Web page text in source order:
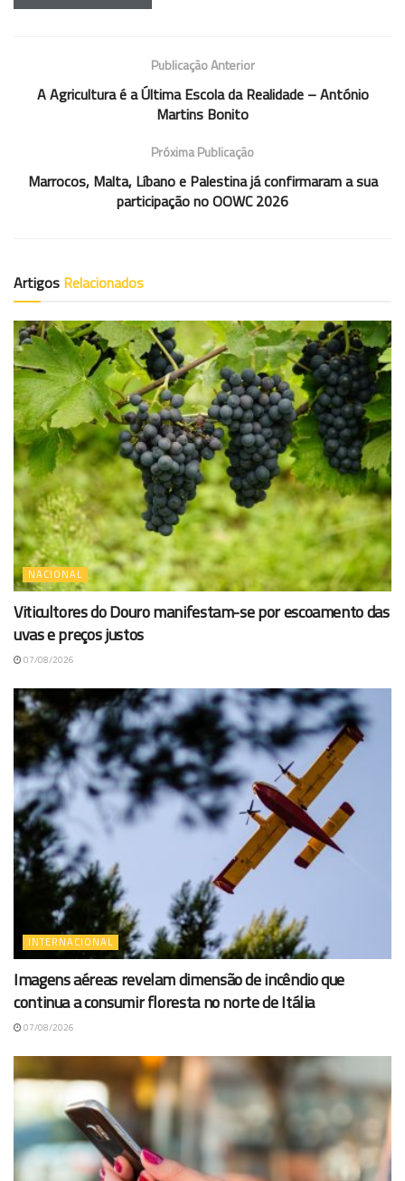
Publicação Anterior
A Agricultura é a Última Escola da Realidade – António
Martins Bonito
Próxima Publicação
Marrocos, Malta, Líbano e Palestina já confirmaram a sua
participação no OOWC 2026
Artigos Relacionados
NACIONAL
Viticultores do Douro manifestam-se por escoamento das
uvas e preços justos
07/08/2026
INTERNACIONAL
Imagens aéreas revelam dimensão de incêndio que
continua a consumir floresta no norte de Itália
07/08/2026